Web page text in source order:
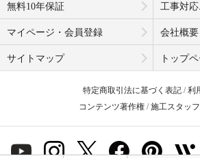
無料10年保証 工事対
マイページ・会員登録 会社概要
サイトマップ トップ
特定商取引法に基づく表記
利
コンテンツ著作権
施工スタッ